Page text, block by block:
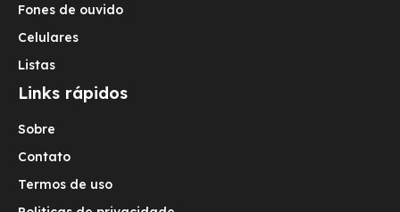
Fones de ouvido
Celulares
Listas
Links rápidos
Sobre
Contato
Termos de uso